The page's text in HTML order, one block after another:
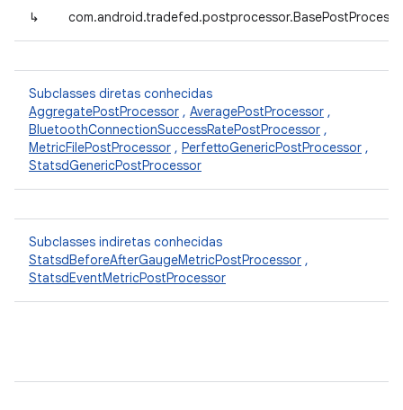
↳
Subclasses diretas conhecidas
AggregatePostProcessor , AveragePostProcessor ,
BluetoothConnectionSuccessRatePostProcessor ,
MetricFilePostProcessor , PerfettoGenericPostProcessor ,
StatsdGenericPostProcessor
Subclasses indiretas conhecidas
StatsdBeforeAfterGaugeMetricPostProcessor ,
StatsdEventMetricPostProcessor